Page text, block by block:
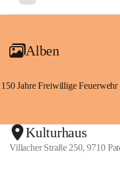
Alben
Kulturhaus
Villacher Straße 250, 9710